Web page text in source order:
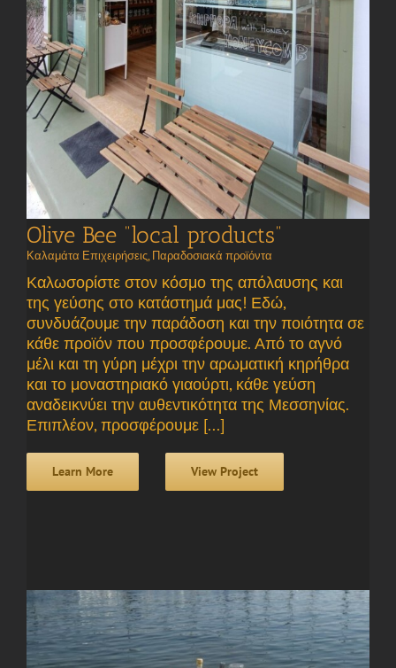
Olive Bee “local products”
Καλαμάτα Επιχειρήσεις, Παραδοσιακά προϊόντα
Καλωσορίστε στον κόσμο της απόλαυσης και
της γεύσης στο κατάστημά μας! Εδώ,
συνδυάζουμε την παράδοση και την ποιότητα σε
κάθε προϊόν που προσφέρουμε. Από το αγνό
μέλι και τη γύρη μέχρι την αρωματική κηρήθρα
και το μοναστηριακό γιαούρτι, κάθε γεύση
αναδεικνύει την αυθεντικότητα της Μεσσηνίας.
Επιπλέον, προσφέρουμε [...]
Learn More View Project